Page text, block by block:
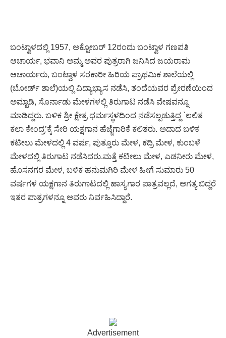
ಬಂಟ್ವಾಳದಲ್ಲಿ 1957, ಅಕ್ಟೋಬರ್ 12ರಂದು ಬಂಟ್ವಾಳ ಗಣಪತಿ
ಆಚಾರ್ಯ, ಭವಾನಿ ಅಮ್ಮ ಅವರ ಪುತ್ರರಾಗಿ ಜನಿಸಿದ ಜಯರಾಮ
ಆಚಾರ್ಯರು, ಬಂಟ್ವಾಳ ಸರಕಾರೀ ಹಿರಿಯ ಪ್ರಾಥಮಿಕ ಶಾಲೆಯಲ್ಲಿ
(ಬೋರ್ಡ್ ಶಾಲೆ)ಯಲ್ಲಿ ವಿದ್ಯಾಭ್ಯಾಸ ನಡೆಸಿ, ತಂದೆಯವರ ಪ್ರೇರಣೆಯಿಂದ
ಅಮ್ಟಾಡಿ, ಸೊರ್ನಾಡು ಮೇಳಗಳಲ್ಲಿ ತಿರುಗಾಟ ನಡೆಸಿ ವೇಷವನ್ನೂ
ಮಾಡಿದ್ದರು. ಬಳಿಕ ಶ್ರೀ ಕ್ಷೇತ್ರ ಧರ್ಮಸ್ಥಳದಿಂದ ನಡೆಸಲ್ಪಡುತ್ತಿದ್ದ `ಲಲಿತ
ಕಲಾ ಕೇಂದ್ರ’ಕ್ಕೆ ಸೇರಿ ಯಕ್ಷಗಾನ ಹೆಜ್ಜೆಗಾರಿಕೆ ಕಲಿತರು. ಅದಾದ ಬಳಿಕ
ಕಟೀಲು ಮೇಳದಲ್ಲಿ 4 ವರ್ಷ, ಪುತ್ತೂರು ಮೇಳ, ಕದ್ರಿ ಮೇಳ, ಕುಂಬಳೆ
ಮೇಳದಲ್ಲಿ ತಿರುಗಾಟ ನಡೆಸಿದರು.ಮತ್ತೆ ಕಟೀಲು ಮೇಳ, ಎಡನೀರು ಮೇಳ,
ಹೊಸನಗರ ಮೇಳ, ಬಳಿಕ ಹನುಮಗಿರಿ ಮೇಳ ಹೀಗೆ ಸುಮಾರು 50
ವರ್ಷಗಳ ಯಕ್ಷಗಾನ ತಿರುಗಾಟದಲ್ಲಿ ಹಾಸ್ಯಗಾರ ಪಾತ್ರವಲ್ಲದೆ, ಅಗತ್ಯ ಬಿದ್ದರೆ
ಇತರ ಪಾತ್ರಗಳನ್ನೂ ಅವರು ನಿರ್ವಹಿಸಿದ್ದಾರೆ.
Advertisement